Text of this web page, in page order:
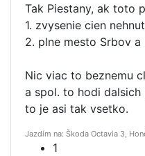
Tak Piestany, ak toto
1. zvysenie cien
2. plne mesto Srbov a
Nic viac to beznemu
a spol. to hodi
to je asi tak vsetko.
Jazdím na: Škoda Octavia 3,
1